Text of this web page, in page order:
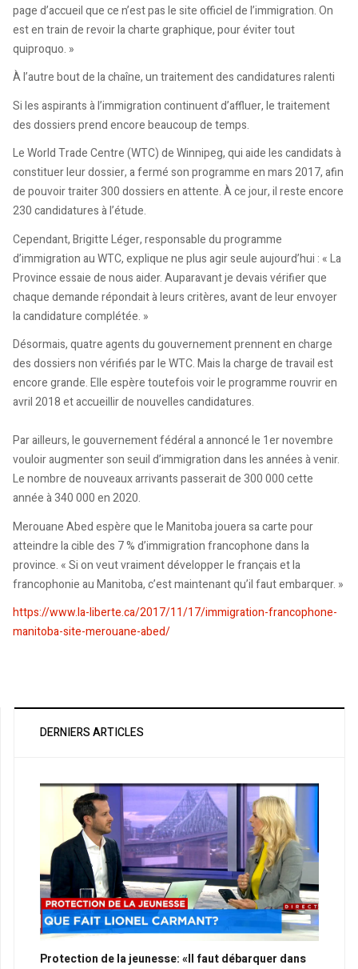
page d’accueil que ce n’est pas le site officiel de l’immigration. On
est en train de revoir la charte graphique, pour éviter tout
quiproquo. »
À l’autre bout de la chaîne, un traitement des candidatures ralenti
Si les aspirants à l’immigration continuent d’affluer, le traitement
des dossiers prend encore beaucoup de temps.
Le World Trade Centre (WTC) de Winnipeg, qui aide les candidats à
constituer leur dossier, a fermé son programme en mars 2017, afin
de pouvoir traiter 300 dossiers en attente. À ce jour, il reste encore
230 candidatures à l’étude.
Cependant, Brigitte Léger, responsable du programme
d’immigration au WTC, explique ne plus agir seule aujourd’hui : « La
Province essaie de nous aider. Auparavant je devais vérifier que
chaque demande répondait à leurs critères, avant de leur envoyer
la candidature complétée. »
Désormais, quatre agents du gouvernement prennent en charge
des dossiers non vérifiés par le WTC. Mais la charge de travail est
encore grande. Elle espère toutefois voir le programme rouvrir en
avril 2018 et accueillir de nouvelles candidatures.
Par ailleurs, le gouvernement fédéral a annoncé le 1er novembre
vouloir augmenter son seuil d’immigration dans les années à venir.
Le nombre de nouveaux arrivants passerait de 300 000 cette
année à 340 000 en 2020.
Merouane Abed espère que le Manitoba jouera sa carte pour
atteindre la cible des 7 % d’immigration francophone dans la
province. « Si on veut vraiment développer le français et la
francophonie au Manitoba, c’est maintenant qu’il faut embarquer. »
https://www.la-liberte.ca/2017/11/17/immigration-francophone-
manitoba-site-merouane-abed/
DERNIERS ARTICLES
Protection de la jeunesse: «Il faut débarquer dans